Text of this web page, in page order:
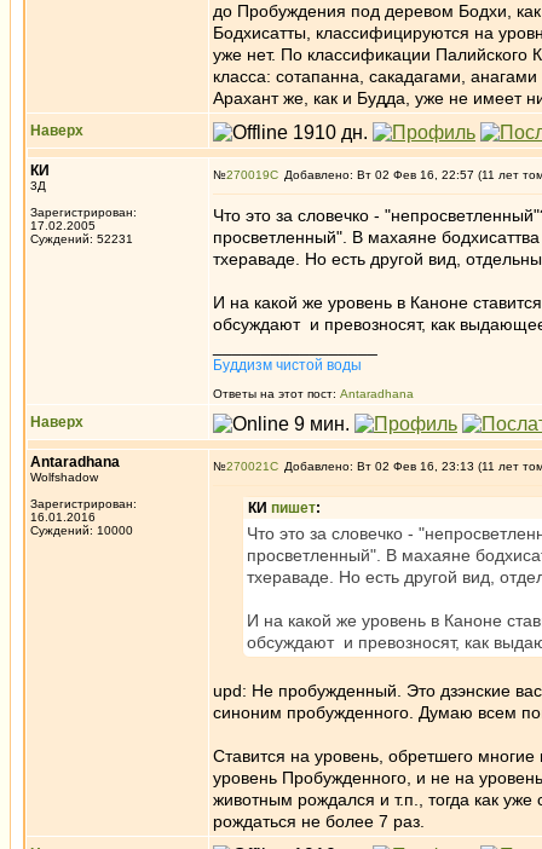
до Пробуждения под деревом Бодхи,
Бодхисатты, классифицируются на
уже нет. По классификации
класса: сотапанна, сакадагами,
Арахант же, как и Будда, уже не имеет
Наверх
КИ
3Д
Зарегистрирован:
17.02.2005
Суждений: 52231
№270019 Добавлено: Вт 02 Фев 16, 22:57 (11 лет
Что это за словечко -
просветленный". В махаяне
тхераваде. Но есть другой вид,
И на какой же уровень в Каноне
обсуждают и превозносят, как
Буддизм чистой воды
Ответы на этот пост: Antaradhana
Наверх
Antaradhana
Wolfshadow
Зарегистрирован:
16.01.2016
Суждений: 10000
№270021 Добавлено: Вт 02 Фев 16, 23:13 (11 лет
КИ пишет:
Что это за словечко -
просветленный". В махаяне
тхераваде. Но есть другой вид,
И на какой же уровень в Каноне
обсуждают и превозносят, как
upd: Не пробужденный. Это дзэнские
синоним пробужденного. Думаю всем
Ставится на уровень, обретшего
уровень Пробужденного, и не на
животным рождался и т.п., тогда как
рождаться не более 7 раз.